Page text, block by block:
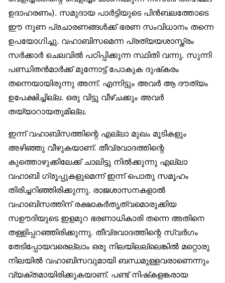
ഉദാഹരണം). സമുദായ പാര്‍ട്ടിയുടെ പിന്‍ബലത്തോടെ
ഈ നുണ പ്രചാരണങ്ങള്‍ക്ക് ഭരണ സംവിധാനം തന്നെ
ഉപയോഗിച്ചു. വഹാബിസമെന്ന പ്രത്യയശാസ്ത്രം
സര്‍ക്കാര്‍ ചെലവില്‍ പഠിപ്പിക്കുന്ന സ്ഥിതി വന്നു. സുന്നി
പണ്ഡിതന്‍മാര്‍ക്ക് മുന്നോട്ട് പോകുക ദുഷ്‌കരം
തന്നെയായിരുന്നു അന്ന്. എന്നിട്ടും അവര്‍ ആ ദൗത്യം
ഉപേക്ഷിച്ചില്ല. ഒരു വിട്ടു വീഴ്ചക്കും അവര്‍
തയ്യാറായതുമില്ല.
ഇന്ന് വഹാബിസത്തിന്റെ എല്ലാ മുഖം മൂടികളും
അഴിഞ്ഞു വീഴുകയാണ്. തീവ്രവാദത്തിന്റെ
കുത്തൊഴുക്കിലേക്ക് ചാലിട്ടു നില്‍ക്കുന്നു എല്ലാ
വഹാബി ഗ്രൂപ്പുകളുമെന്ന് ഇന്ന് പൊതു സമൂഹം
തിരിച്ചറിഞ്ഞിരിക്കുന്നു. രാജശാസനകളാല്‍
വഹാബിസത്തിന് രക്ഷാകര്‍തൃത്വമൊരുക്കിയ
സഊദിയുടെ ഇളമുറ ഭരണാധികാരി തന്നെ അതിനെ
തള്ളിപ്പറഞ്ഞിരിക്കുന്നു. തീവ്രവാദത്തിന്റെ സ്വര്‍ഗം
തേടിപ്പോയവരെല്ലാം ഒരു നിലയിലല്ലെങ്കില്‍ മറ്റൊരു
നിലയില്‍ വഹാബിസവുമായി ബന്ധമുള്ളവരാണെന്നും
വ്യക്തമായിരിക്കുകയാണ്. പണ്ട് നിഷ്‌കളങ്കരായ